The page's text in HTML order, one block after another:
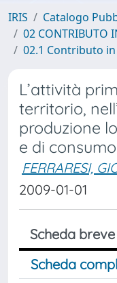
IRIS
Catalogo
02 CONTRIBUTO
02.1 Contributo
L’attività
territorio,
produzione
e di
FERRARESI,
2009-01-01
Scheda breve
Scheda